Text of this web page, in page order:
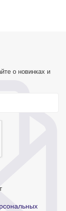
о новинках и